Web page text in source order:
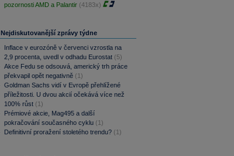
pozornosti AMD a Palantir (4183x)
Nejdiskutovanější zprávy týdne
Inflace v eurozóně v červenci vzrostla na
2,9 procenta, uvedl v odhadu Eurostat (5)
Akce Fedu se odsouvá, americký trh práce
překvapil opět negativně (1)
Goldman Sachs vidí v Evropě přehlížené
příležitosti. U dvou akcií očekává více než
100% růst (1)
Prémiové akcie, Mag495 a další
pokračování současného cyklu (1)
Definitivní proražení stoletého trendu? (1)